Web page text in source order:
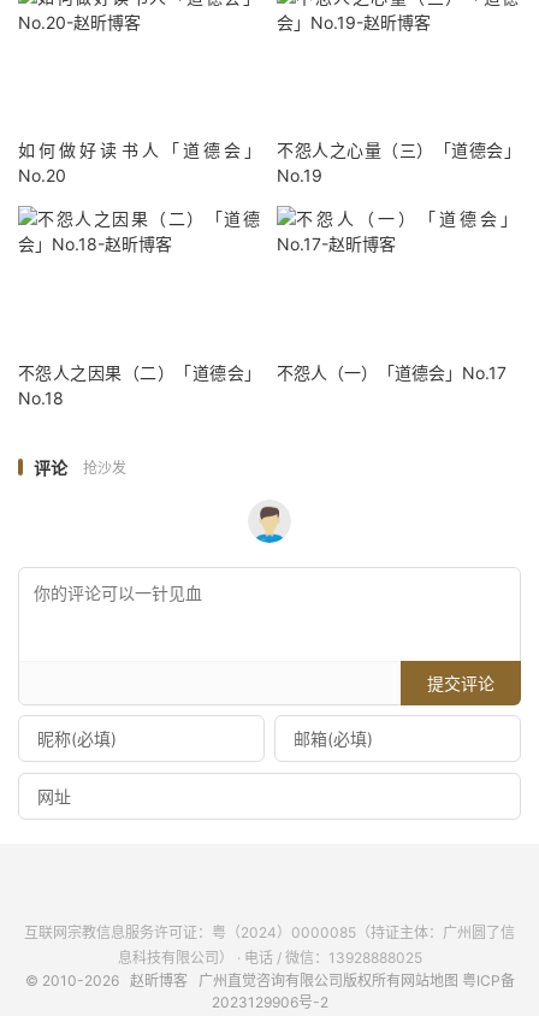
如何做好读书人「道德会」
No.20
不怨人之心量（三）「道德会」
No.19
不怨人之因果（二）「道德会」
No.18
不怨人（一）「道德会」No.17
评论 抢沙发
提交评论
互联网宗教信息服务许可证：粤（2024）0000085（持证主体：广州圆了信
息科技有限公司） · 电话 / 微信：13928888025
© 2010-2026 赵昕博客 广州直觉咨询有限公司版权所有 网站地图 粤ICP备
2023129906号-2